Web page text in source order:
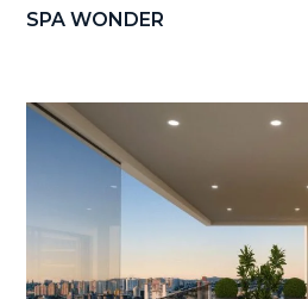
SPA WONDER